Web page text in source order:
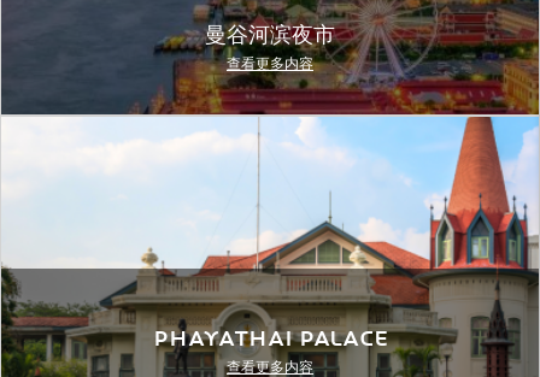
曼谷河滨夜市
查看更多内容
Phayathai Palace
查看更多内容